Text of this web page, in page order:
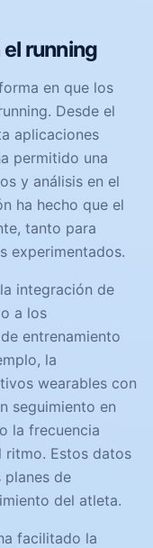
running
en que los
Desde el
aplicaciones
permitido una
y análisis en el
ha hecho que el
tanto para
experimentados.
integración de
a los
entrenamiento
la
wearables con
seguimiento en
la frecuencia
ritmo. Estos datos
planes de
del atleta.
facilitado la